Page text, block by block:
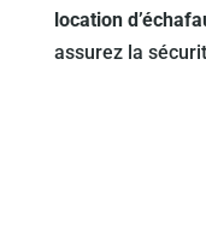
location
assurez la